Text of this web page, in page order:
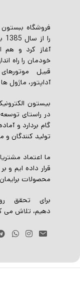
فروشگاه
آغاز کرد و هم
خودمان را راه
قبیل موتورهای
آداپتور، ماژول
بیستون
در راستای
گام بردارد و
تولید کنندگان
ما اعتماد
قرار داده ایم و
محصولات
برای تحقق
دهیم، تلاش می